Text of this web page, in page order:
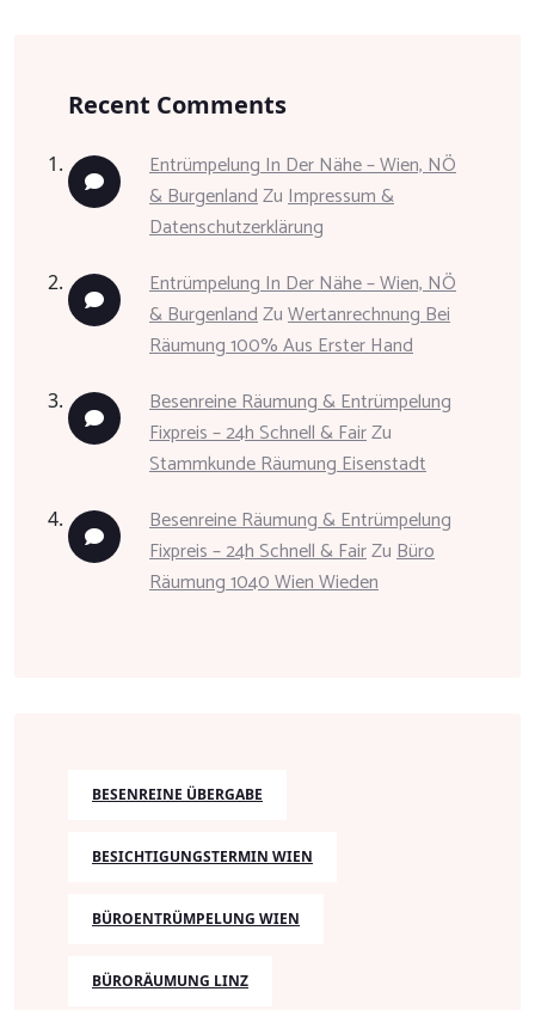
Recent Comments
Entrümpelung In Der Nähe – Wien, NÖ
& BurgenlandZuImpressum &
Datenschutzerklärung
Entrümpelung In Der Nähe – Wien, NÖ
& BurgenlandZuWertanrechnung Bei
Räumung 100% Aus Erster Hand
Besenreine Räumung & Entrümpelung
Fixpreis – 24h Schnell & FairZu
Stammkunde Räumung Eisenstadt
Besenreine Räumung & Entrümpelung
Fixpreis – 24h Schnell & FairZuBüro
Räumung 1040 Wien Wieden
BESENREINE ÜBERGABE
BESICHTIGUNGSTERMIN WIEN
BÜROENTRÜMPELUNG WIEN
BÜRORÄUMUNG LINZ